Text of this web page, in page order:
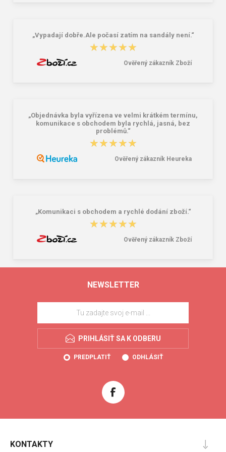
„Vypadají dobře.Ale počasí zatím na sandály není.“
★★★★★
★★★★★
Ověřený zákazník Zboží
„Objednávka byla vyřízena ve velmi krátkém termínu,
komunikace s obchodem byla rychlá, jasná, bez
problémů.“
★★★★★
★★★★★
Ověřený zákazník Heureka
„Komunikaci s obchodem a rychlé dodání zboží.“
★★★★★
★★★★★
Ověřený zákazník Zboží
NEWSLETTER
PRIHLÁSIŤ SA K ODBERU
PREDPLATIŤ ODHLÁSIŤ
KONTAKTY